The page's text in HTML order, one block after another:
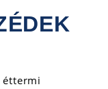
éttermi